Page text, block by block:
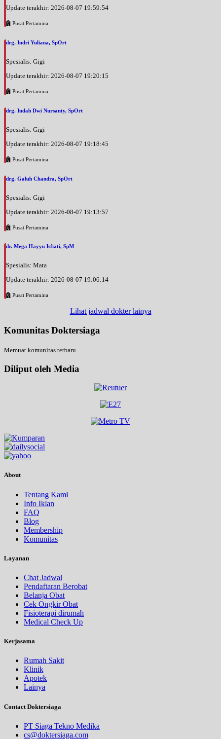
Update terakhir: 2026-08-07 19:59:54
Pusat Pertamina
drg. Indri Yuliana, SpOrt
Spesialis: Gigi
Update terakhir: 2026-08-07 19:20:15
Pusat Pertamina
drg. Indah Dwi Nursanty, SpOrt
Spesialis: Gigi
Update terakhir: 2026-08-07 19:18:45
Pusat Pertamina
drg. Galuh Chandra, SpOrt
Spesialis: Gigi
Update terakhir: 2026-08-07 19:13:57
Pusat Pertamina
dr. Mega Hayyu Isfiati, SpM
Spesialis: Mata
Update terakhir: 2026-08-07 19:06:14
Pusat Pertamina
Lihat jadwal dokter lainya
Komunitas Doktersiaga
Memuat komunitas terbaru...
Diliput oleh Media
About
Tentang Kami
Info Iklan
FAQ
Blog
Membership
Komunitas
Layanan
Chat Jadwal
Pendaftaran Berobat
Belanja Obat
Cek Ongkir Obat
Fisioterapi dirumah
Medical Check Up
Kerjasama
Rumah Sakit
Klinik
Apotek
Lainya
Contact Doktersiaga
PT Siaga Tekno Medika
cs@doktersiaga.com